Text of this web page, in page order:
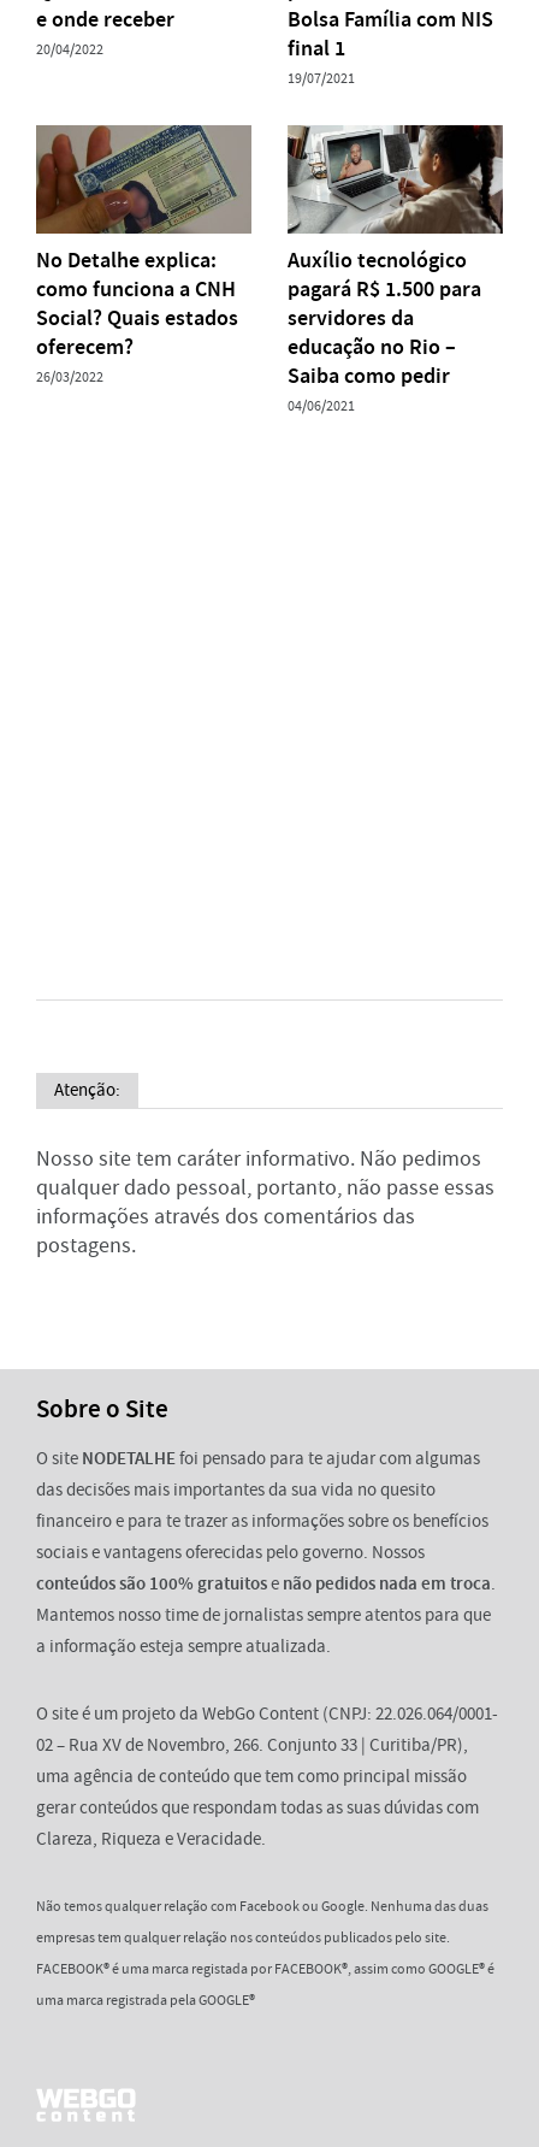
e onde receber
20/04/2022
Bolsa Família com NIS
final 1
19/07/2021
No Detalhe explica:
como funciona a CNH
Social? Quais estados
oferecem?
26/03/2022
Auxílio tecnológico
pagará R$ 1.500 para
servidores da
educação no Rio –
Saiba como pedir
04/06/2021
Atenção:
Nosso site tem caráter informativo. Não pedimos
qualquer dado pessoal, portanto, não passe essas
informações através dos comentários das
postagens.
Sobre o Site
O site NODETALHEfoi pensado para te ajudar com algumas
das decisões mais importantes da sua vida no quesito
financeiro e para te trazer as informações sobre os benefícios
sociais e vantagens oferecidas pelo governo. Nossos
conteúdos são 100% gratuitose não pedidos nada em troca.
Mantemos nosso time de jornalistas sempre atentos para que
a informação esteja sempre atualizada.
O site é um projeto da WebGo Content (CNPJ: 22.026.064/0001-
02 – Rua XV de Novembro, 266. Conjunto 33 | Curitiba/PR),
uma agência de conteúdo que tem como principal missão
gerar conteúdos que respondam todas as suas dúvidas com
Clareza, Riqueza e Veracidade.
Não temos qualquer relação com Facebook ou Google. Nenhuma das duas
empresas tem qualquer relação nos conteúdos publicados pelo site.
FACEBOOK® é uma marca registada por FACEBOOK®, assim como GOOGLE® é
uma marca registrada pela GOOGLE®